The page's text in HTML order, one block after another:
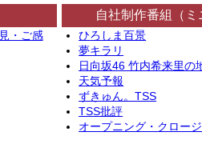
・ご感
自社制作番組（ミ
ひろしま百景
夢キラリ
日向坂46 竹内希来里の
天気予報
ずきゅん。TSS
TSS批評
オープニング・クロー